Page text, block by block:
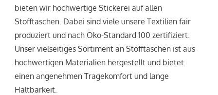
bieten wir hochwertige Stickerei auf allen
Stofftaschen. Dabei sind viele unsere Textilien fair
produziert und nach Öko-Standard 100 zertifiziert.
Unser vielseitiges Sortiment an Stofftaschen ist aus
hochwertigen Materialien hergestellt und bietet
einen angenehmen Tragekomfort und lange
Haltbarkeit.